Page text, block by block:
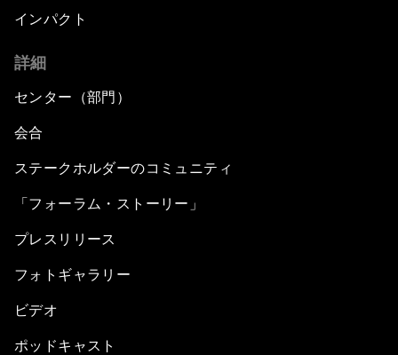
インパクト
詳細
センター（部門）
会合
ステークホルダーのコミュニティ
「フォーラム・ストーリー」
プレスリリース
フォトギャラリー
ビデオ
ポッドキャスト